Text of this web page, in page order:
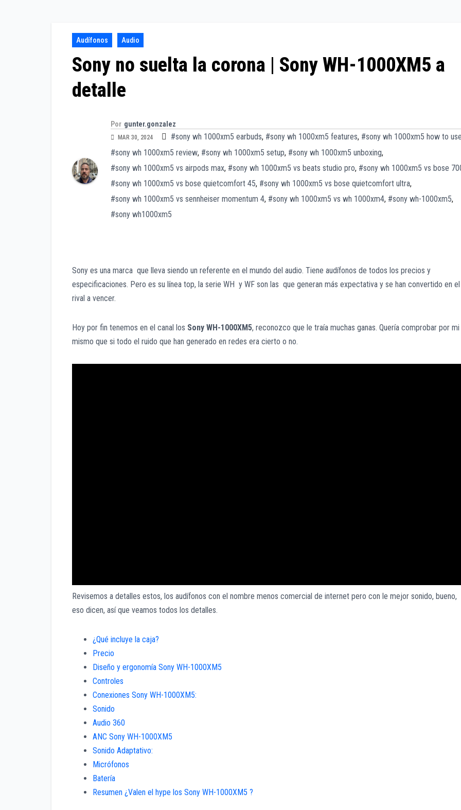
Audífonos Audio
Sony no suelta la corona | Sony WH-1000XM5 a
detalle
Por gunter.gonzalez
MAR 30, 2024 #sony wh 1000xm5 earbuds, #sony wh 1000xm5 features, #sony wh 1000xm5 how to
#sony wh 1000xm5 review, #sony wh 1000xm5 setup, #sony wh 1000xm5 unboxing,
#sony wh 1000xm5 vs airpods max, #sony wh 1000xm5 vs beats studio pro, #sony wh 1000xm5 vs bose
#sony wh 1000xm5 vs bose quietcomfort 45, #sony wh 1000xm5 vs bose quietcomfort ultra,
#sony wh 1000xm5 vs sennheiser momentum 4, #sony wh 1000xm5 vs wh 1000xm4, #sony wh-1000xm5,
#sony wh1000xm5
Sony es una marca que lleva siendo un referente en el mundo del audio. Tiene audífonos de todos los precios y
especificaciones. Pero es su línea top, la serie WH y WF son las que generan más expectativa y se han convertido en el
rival a vencer.
Hoy por fin tenemos en el canal los Sony WH-1000XM5, reconozco que le traía muchas ganas. Quería comprobar por mi
mismo que si todo el ruido que han generado en redes era cierto o no.
Revisemos a detalles estos, los audífonos con el nombre menos comercial de internet pero con le mejor sonido, bueno,
eso dicen, así que veamos todos los detalles.
¿Qué incluye la caja?
Precio
Diseño y ergonomía Sony WH-1000XM5
Controles
Conexiones Sony WH-1000XM5:
Sonido
Audio 360
ANC Sony WH-1000XM5
Sonido Adaptativo:
Micrófonos
Batería
Resumen ¿Valen el hype los Sony WH-1000XM5 ?